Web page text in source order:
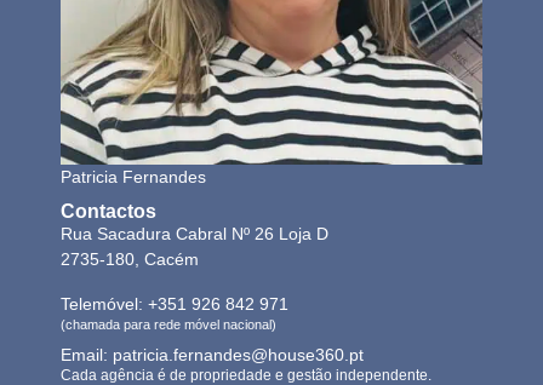
Patricia Fernandes
Contactos
Rua Sacadura Cabral Nº 26 Loja D
2735-180, Cacém
Telemóvel: +351 926 842 971
(chamada para rede móvel nacional)
Email: patricia.fernandes@house360.pt
Cada agência é de propriedade e gestão independente.